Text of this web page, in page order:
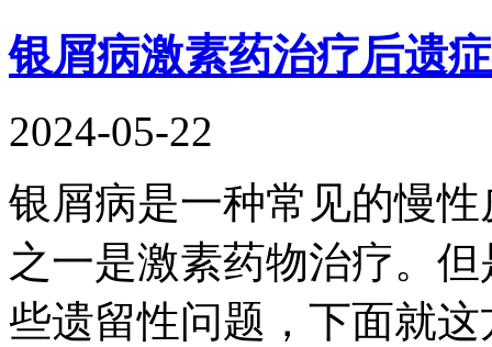
银屑病激素药治疗后遗症
2024-05-22
银屑病是一种常见的慢
之一是激素药物治疗。
些遗留性问题，下面就